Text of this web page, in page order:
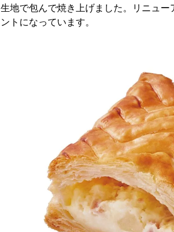
生地で包んで焼き上げました。​リニュ
ントになっています。​